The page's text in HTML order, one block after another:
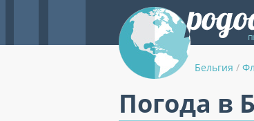
Бельгия /
Погода в